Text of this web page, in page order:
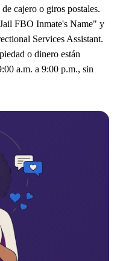
cajero o giros postales.
FBO Inmate's Name" y
Services Assistant.
o dinero están
a.m. a 9:00 p.m., sin